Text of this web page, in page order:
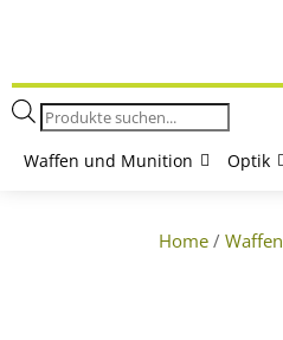
Products
Waffen und Munition Optik
Home /Waffen